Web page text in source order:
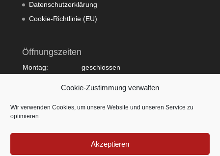
Cookie-Zustimmung verwalten
Wir verwenden Cookies, um unsere Website und unseren Service zu
optimieren.
Akzeptieren
Datenschutzerklärung
Cookie-Richtlinie (EU)
Öffnungszeiten
Montag:
geschlossen
09:00 - 18:00
Freitag: